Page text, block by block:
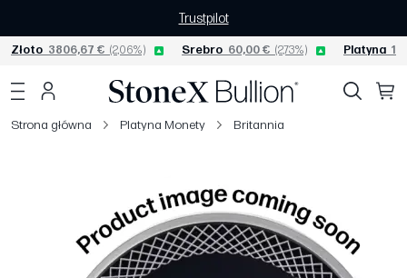
Trustpilot
Złoto 3806,67 € (2,06%) Srebro 60,00 € (2,73%) Platyna
Strona główna Platyna Monety Britannia